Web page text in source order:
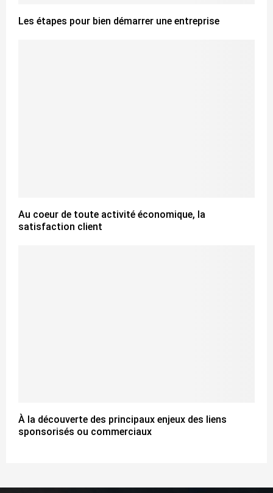
Les étapes pour bien démarrer une entreprise
Au coeur de toute activité économique, la
satisfaction client
À la découverte des principaux enjeux des liens
sponsorisés ou commerciaux